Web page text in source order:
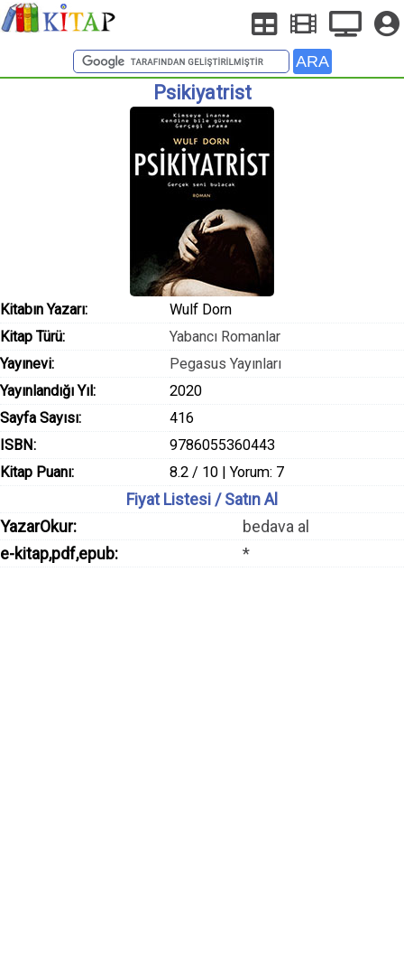
Psikiyatrist
Kitabın Yazarı:
Wulf Dorn
Kitap Türü:
Yabancı Romanlar
Yayınevi:
Pegasus Yayınları
Yayınlandığı Yıl:
2020
Sayfa Sayısı:
416
ISBN:
9786055360443
Kitap Puanı:
8.2 / 10 | Yorum: 7
Fiyat Listesi / Satın Al
YazarOkur:
bedava al
e-kitap,pdf,epub:
*